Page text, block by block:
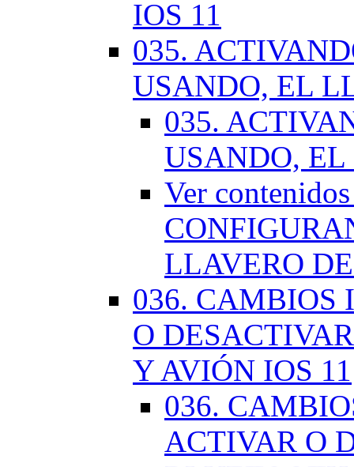
IOS 11
035.
USANDO, EL
035.
USANDO,
Ver
LLAVERO
036. CAMBIOS
O
Y AVIÓN IOS 11
036.
ACTIVAR O